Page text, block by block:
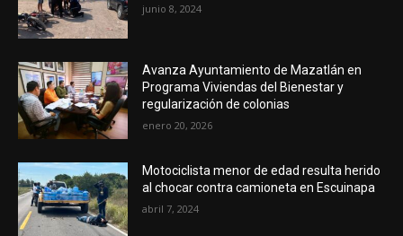
junio 8, 2024
Avanza Ayuntamiento de Mazatlán en
Programa Viviendas del Bienestar y
regularización de colonias
enero 20, 2026
Motociclista menor de edad resulta herido
al chocar contra camioneta en Escuinapa
abril 7, 2024